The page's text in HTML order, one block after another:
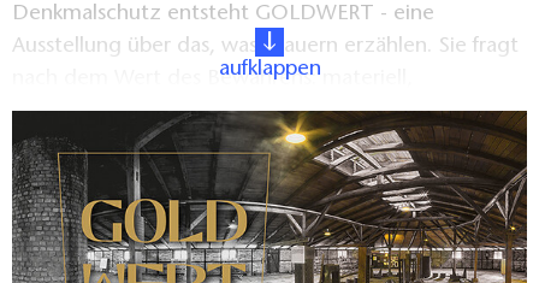
Denkmalschutz entsteht GOLDWERT - eine
Ausstellung über das, was Mauern erzählen. Sie fragt
nach dem Wert des Bewahrens: materiell,
immateriell, ideell - und für uns heute. Zu sehen in
der Kugelmühle.
aufklappen